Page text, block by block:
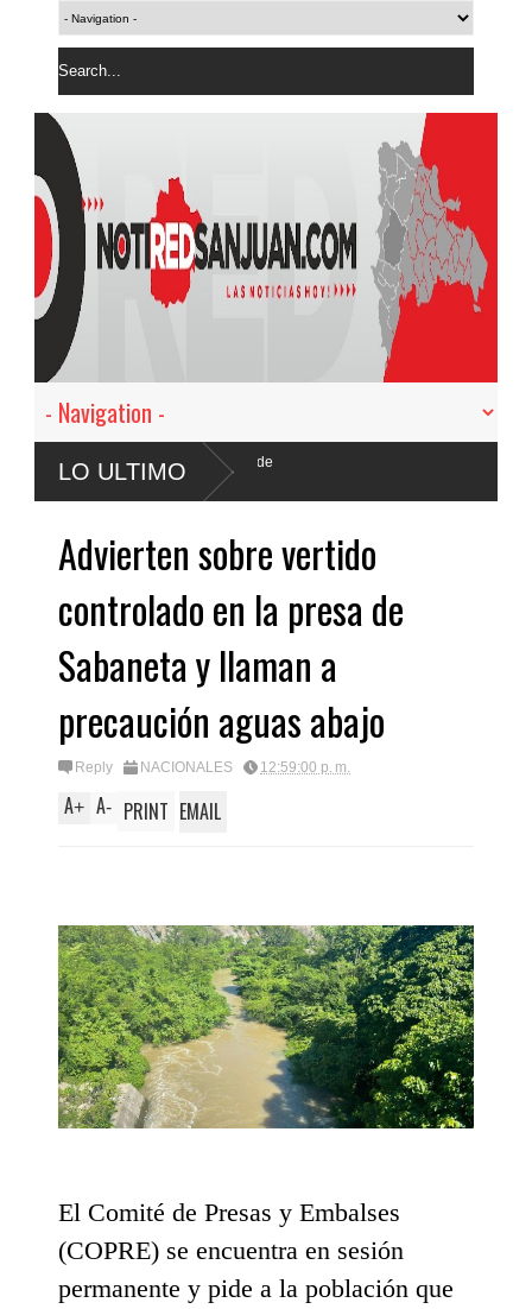
LO ULTIMO
en moneda de
Advierten sobre vertido
controlado en la presa de
Sabaneta y llaman a
precaución aguas abajo
Reply NACIONALES 12:59:00 p. m.
A+ A- PRINT EMAIL
El Comité de Presas y Embalses
(COPRE) se encuentra en sesión
permanente y pide a la población que